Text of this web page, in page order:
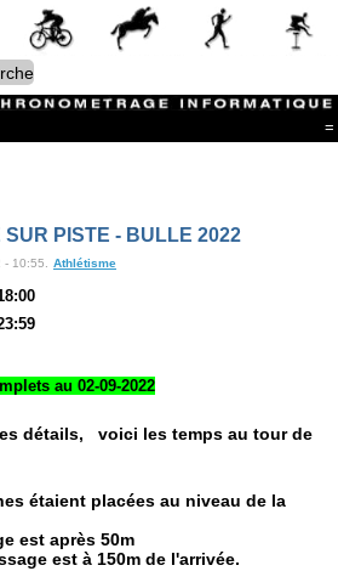
=
PISTE - BULLE 2022
10:55. Athlétisme
au 02-09-2022
détails, voici les temps au tour de
étaient placées au niveau de la
est après 50m
est à 150m de l'arrivée.